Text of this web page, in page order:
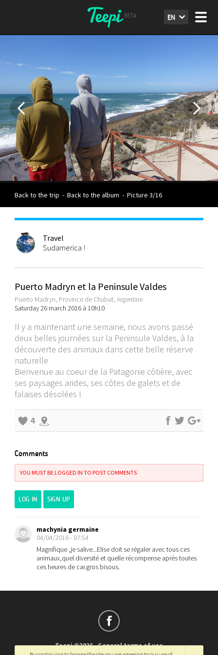
EN
Back to the trip - Back to the album - Picture 3/16
Travel
Sudamerica !
Puerto Madryn et la Peninsule Valdes
Puerto Madryn, Province de Chubut, Argentine
Saturday 26 march 2016 à 10h10
Il y a maintenant une semaine, nous avons passé
deux belles journées sur la Peninsule Valdes, à la
découverte des animaux dans cette belle réserve
naturelle
Bienvenue au coeur de la Patagonie côtière, avec
ses paysages arides, ses côtes de galets et de
falaises désolées !
4
Comments
YOU MUST BE LOGGED IN TO POST COMMENTS
LOG IN SIGN UP
machynia germaine
04/04/2016 - 07:54
Magnifique ,je salive...Elise doit se régaler avec tous ces
animaux,quel diversité et quelle récompense après toutes
ces heures de car.gros bisous.
Teepi ©2026-General terms of use